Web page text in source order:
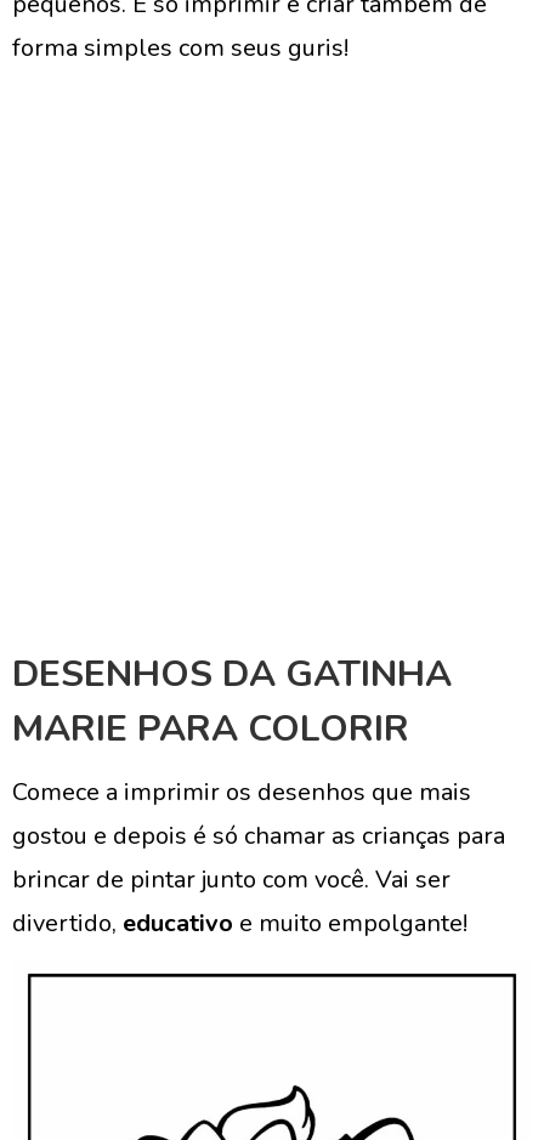
forma simples com seus guris!
DESENHOS DA GATINHA
MARIE PARA COLORIR
Comece a imprimir os desenhos que mais
gostou e depois é só chamar as crianças para
brincar de pintar junto com você. Vai ser
divertido, educativo e muito empolgante!